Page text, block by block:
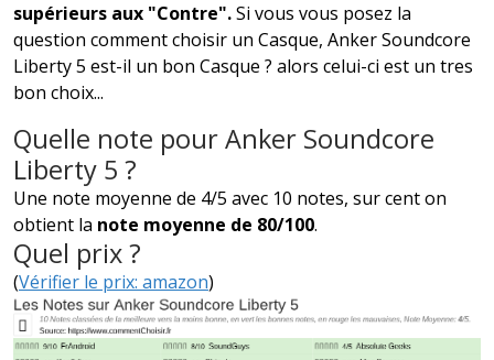
supérieurs aux "Contre".Si vous vous posez la
question comment choisir un Casque, Anker Soundcore
Liberty 5 est-il un bon Casque ? alors celui-ci est un tres
bon choix...
Quelle note pour Anker Soundcore
Liberty 5 ?
Une note moyenne de 4/5 avec 10 notes, sur cent on
obtient la note moyenne de 80/100.
Quel prix ?
(Vérifier le prix: amazon)